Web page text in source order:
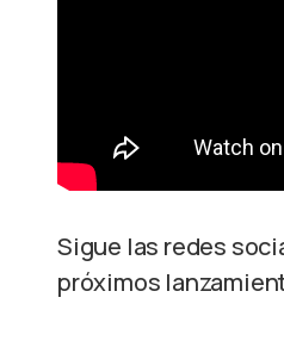
Sigue las redes
próximos